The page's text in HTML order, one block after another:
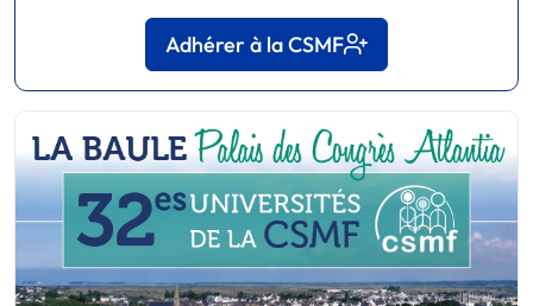
Adhérer à la CSMF